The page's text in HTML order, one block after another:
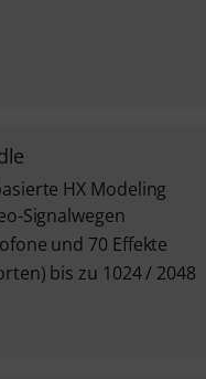
HX Modeling
Signalwegen
und 70 Effekte
bis zu 1024 / 2048